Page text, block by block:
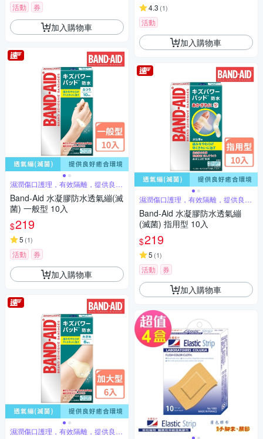
活動
券
加入購物車
濕潤傷口護理，有效隔離，提供良好
愈合環境
Band-Aid 水凝膠防水透氣繃(滅
菌) 一般型 10入
$219
5 (1)
活動 券
加入購物車
濕潤傷口護理，有效隔離，提供良好
4.3 (1)
活動
加入購物車
濕潤傷口護理，有效隔離，提供良好
愈合環境
Band-Aid 水凝膠防水透氣繃
(滅菌) 指用型 10入
$219
5 (1)
活動 券
加入購物車